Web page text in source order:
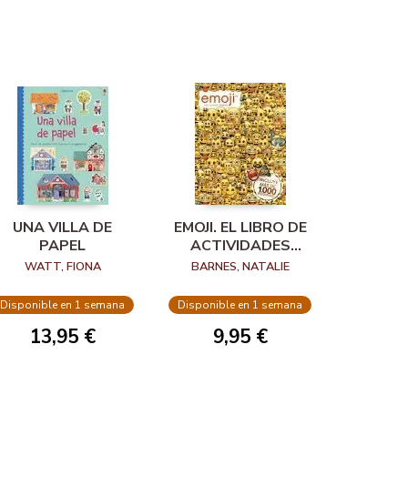
UNA VILLA DE
PAPEL
WATT, FIONA
Disponible en 1 semana
13,95 €
EMOJI. EL LIBRO DE
ACTIVIDADES
OFICIAL
BARNES, NATALIE
Disponible en 1 semana
9,95 €